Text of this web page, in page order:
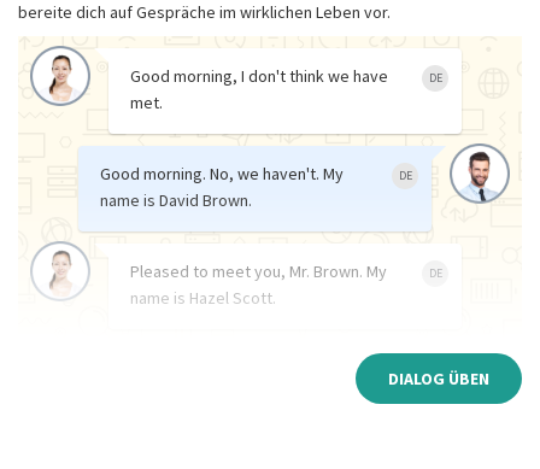
bereite dich auf Gespräche im wirklichen Leben vor.
Good morning, I don't think we have
met.
DE
Good morning. No, we haven't. My
name is David Brown.
DE
Pleased to meet you, Mr. Brown. My
name is Hazel Scott.
DE
DIALOG ÜBEN